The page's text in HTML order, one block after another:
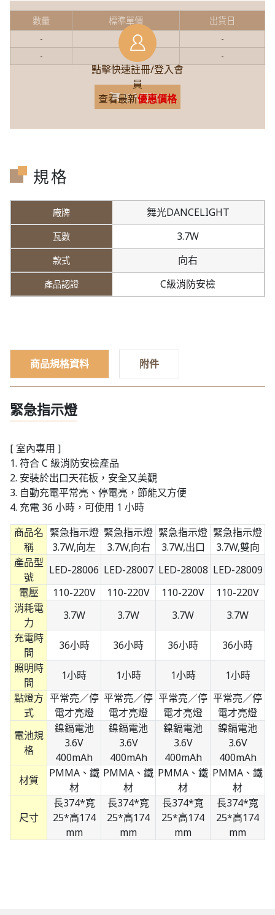
點擊快速註冊/登入會
員
查看最新優惠價格
數量 標準單價
出貨日
-
-
-
- -
加入購物車
規格
舞光DANCELIGHT
3.7W
向右
C級消防安檢
商品規格資料 附件
緊急指示燈
[ 室內專用 ]
1. 符合 C 級消防安檢產品
2. 安裝於出口天花板，安全又美觀
3. 自動充電平常亮、停電亮，節能又方便
4. 充電 36 小時，可使用 1 小時
商品名
稱
緊急指示燈
3.7W,向左
緊急指示燈
3.7W,向右
緊急指示燈
3.7W,出口
緊急指示燈
3.7W,雙向
產品型
號
LED-28006 LED-28007 LED-28008 LED-28009
電壓
110-220V 110-220V 110-220V
110-220V
消耗電
力
3.7W 3.7W 3.7W
3.7W
充電時
間
36小時 36小時 36小時
36小時
照明時
間
1小時 1小時 1小時
1小時
點燈方
式
平常亮／停
電才亮燈
平常亮／停
電才亮燈
平常亮／停
電才亮燈
平常亮／停
電才亮燈
電池規
格
鎳鎘電池
3.6V
400mAh
鎳鎘電池
3.6V
400mAh
鎳鎘電池
3.6V
400mAh
鎳鎘電池
3.6V
400mAh
材質
PMMA、鐵
材
PMMA、鐵
材
PMMA、鐵
材
PMMA、鐵
材
尺寸
長374*寬
25*高174
mm
長374*寬
25*高174
mm
長374*寬
25*高174
mm
長374*寬
25*高174
mm